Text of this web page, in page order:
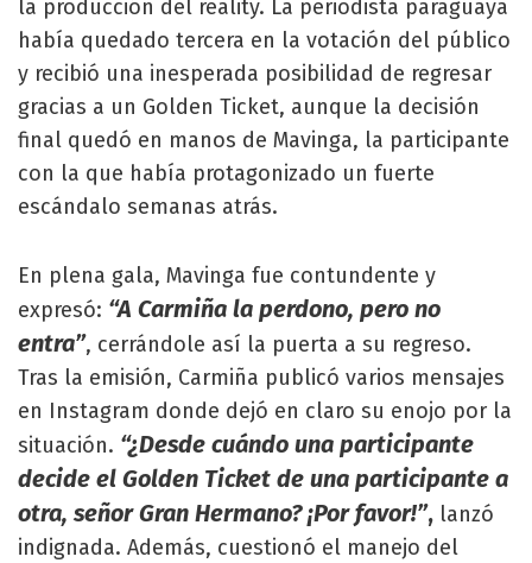
la producción del reality. La periodista paraguaya
había quedado tercera en la votación del público
y recibió una inesperada posibilidad de regresar
gracias a un Golden Ticket, aunque la decisión
final quedó en manos de Mavinga, la participante
con la que había protagonizado un fuerte
escándalo semanas atrás.
En plena gala, Mavinga fue contundente y
expresó: “A Carmiña la perdono, pero no
entra”, cerrándole así la puerta a su regreso.
Tras la emisión, Carmiña publicó varios mensajes
en Instagram donde dejó en claro su enojo por la
situación. “¿Desde cuándo una participante
decide el Golden Ticket de una participante a
otra, señor Gran Hermano? ¡Por favor!”, lanzó
indignada. Además, cuestionó el manejo del